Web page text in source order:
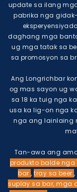
update sa ilang
pabrika nga
daghang mga
ug mga tatak sa
sa promosyon sa
Ang Longrichbar
og mas sayon ​​ug
sa 18 ka tuig nga
usa ka lig-on nga
nga ang lainlaing
Tan-awa ang
produkto balde nga
bar,tray sa beer,
suplay sa bar, mga